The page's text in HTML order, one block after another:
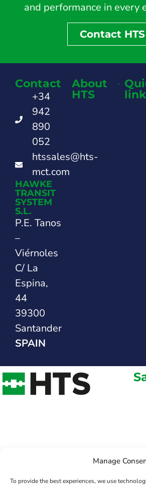
Manage
To provide the best experiences, we use
and performance in every
Contact HTS
Contact
+34
942
890
052
htssales@hts-
mct.com
HAWKE
TRANSIT
SYSTEM
S.L.
P.E. Tanos
–
Viérnoles
C/ La
Espina,
44
39300
Santander
SPAIN
About
HTS